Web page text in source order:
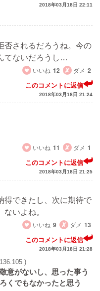
2018年03月18日 22:11
否されるだろうね。今の
てないだろうし…
いいね 12 ダメ 2
このコメントに返信
2018年03月18日 21:24
いいね 11 ダメ 1
このコメントに返信
2018年03月18日 21:25
得できたし、次に期待で
いよね。
いいね 9 ダメ 13
このコメントに返信
2018年03月18日 21:28
)
意がないし、思った事う
くでもなかったと思う